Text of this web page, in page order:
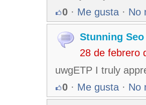
0 · Me gusta · No
Stunning
28 de febrero
uwgETP I truly
0 · Me gusta · No